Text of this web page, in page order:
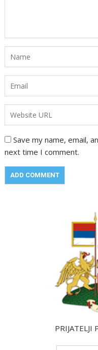
Save my name, email,
next time I comment.
PRIJATELJI